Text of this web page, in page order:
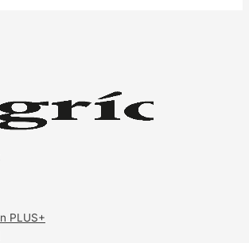
PLUS+